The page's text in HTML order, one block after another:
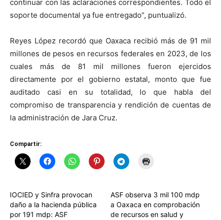
continuar con las aclaraciones correspondientes. Todo el
soporte documental ya fue entregado”, puntualizó.
Reyes López recordó que Oaxaca recibió más de 91 mil
millones de pesos en recursos federales en 2023, de los
cuales más de 81 mil millones fueron ejercidos
directamente por el gobierno estatal, monto que fue
auditado casi en su totalidad, lo que habla del
compromiso de transparencia y rendición de cuentas de
la administración de Jara Cruz.
Compartir:
IOCIED y Sinfra provocan
daño a la hacienda pública
por 191 mdp: ASF
ASF observa 3 mil 100 mdp
a Oaxaca en comprobación
de recursos en salud y